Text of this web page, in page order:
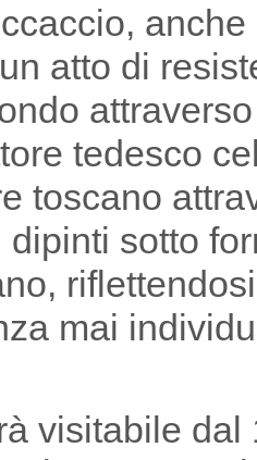
atto di
tedesco
toscano
sotto
mai
visitabile